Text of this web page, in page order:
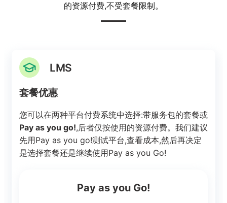
的资源付费,不受套餐限制。
LMS
套餐优惠
您可以在两种平台付费系统中选择:带服务包的套餐或
Pay as you go!,后者仅按使用的资源付费。我们建议
先用Pay as you go!测试平台,查看成本,然后再决定
是选择套餐还是继续使用Pay as you Go!
Pay as you Go!